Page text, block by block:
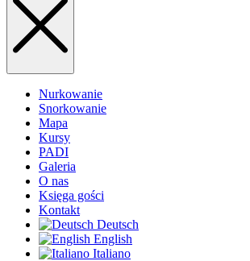
Nurkowanie
Snorkowanie
Mapa
Kursy
PADI
Galeria
O nas
Księga gości
Kontakt
Deutsch
English
Italiano